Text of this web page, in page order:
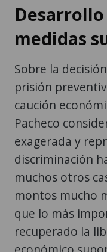
Sobre la
caución
Pacheco
exagerada y
discriminación
muchos otros
montos mucho
que lo más
recuperado la
económico
para sus